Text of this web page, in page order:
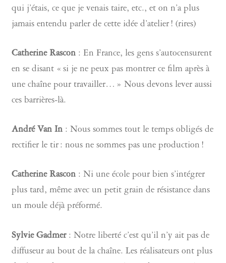
qui j’étais, ce que je venais taire, etc., et on n’a plus
jamais entendu parler de cette idée d’atelier ! (rires)
Catherine Rascon: En France, les gens s’autocensurent
en se disant « si je ne peux pas montrer ce film après à
une chaîne pour travailler… » Nous devons lever aussi
ces barrières-là.
André Van In: Nous sommes tout le temps obligés de
rectifier le tir : nous ne sommes pas une production !
Catherine Rascon: Ni une école pour bien s’intégrer
plus tard, même avec un petit grain de résistance dans
un moule déjà préformé.
Sylvie Gadmer: Notre liberté c’est qu’il n’y ait pas de
diffuseur au bout de la chaîne. Les réalisateurs ont plus